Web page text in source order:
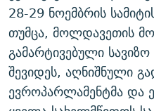
ПРИВЕТ ᲙᲣᲚᲢᲣᲠᲐ
28-29 ნოემბრის
თუმცა, მოლდავეთის
გამარტივებული
შევიდეს, აღნიშნული
ევროპარლამენტმა და